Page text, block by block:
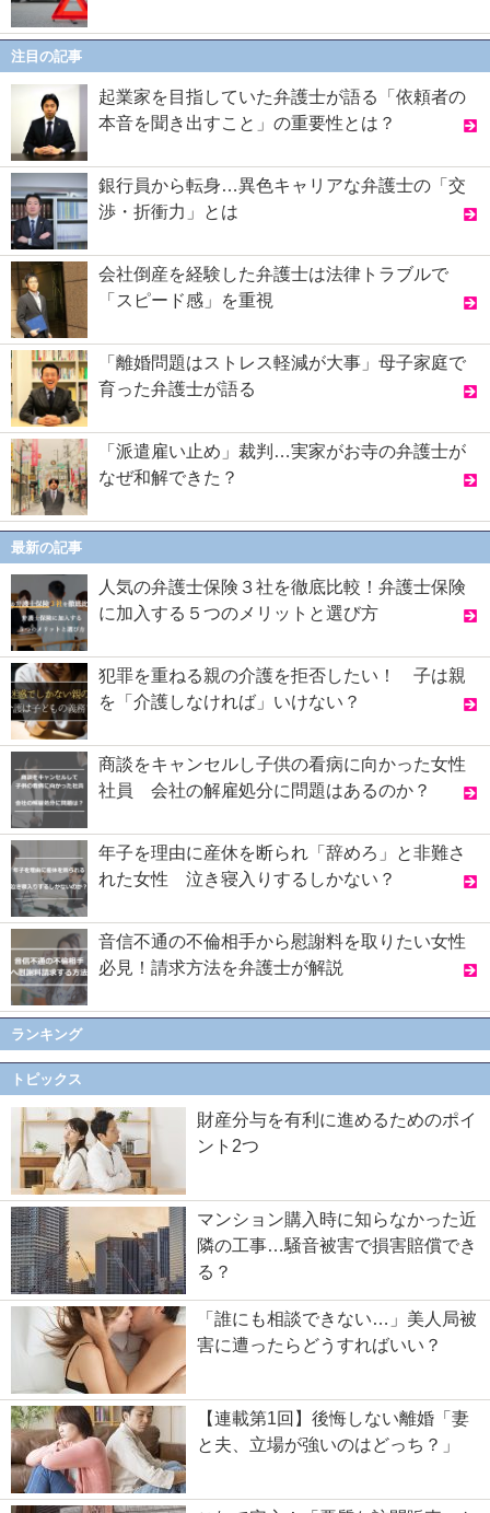
注目の記事
起業家を目指していた弁護士が語る「依頼者の
本音を聞き出すこと」の重要性とは？
銀行員から転身…異色キャリアな弁護士の「交
渉・折衝力」とは
会社倒産を経験した弁護士は法律トラブルで
「スピード感」を重視
「離婚問題はストレス軽減が大事」母子家庭で
育った弁護士が語る
「派遣雇い止め」裁判…実家がお寺の弁護士が
なぜ和解できた？
最新の記事
人気の弁護士保険３社を徹底比較！弁護士保険
に加入する５つのメリットと選び方
犯罪を重ねる親の介護を拒否したい！ 子は親
を「介護しなければ」いけない？
商談をキャンセルし子供の看病に向かった女性
社員 会社の解雇処分に問題はあるのか？
年子を理由に産休を断られ「辞めろ」と非難さ
れた女性 泣き寝入りするしかない？
音信不通の不倫相手から慰謝料を取りたい女性
必見！請求方法を弁護士が解説
ランキング
トピックス
財産分与を有利に進めるためのポイ
ント2つ
マンション購入時に知らなかった近
隣の工事…騒音被害で損害賠償でき
る？
「誰にも相談できない…」美人局被
害に遭ったらどうすればいい？
【連載第1回】後悔しない離婚「妻
と夫、立場が強いのはどっち？」